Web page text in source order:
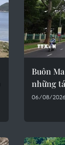
Buôn
những
06/08/